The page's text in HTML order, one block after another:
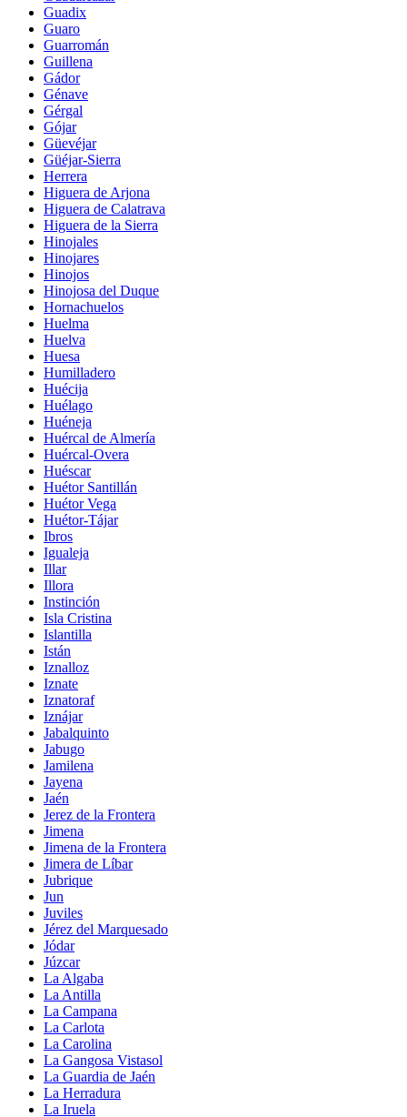
Guadix
Guaro
Guarromán
Guillena
Gádor
Génave
Gérgal
Gójar
Güevéjar
Güéjar-Sierra
Herrera
Higuera de Arjona
Higuera de Calatrava
Higuera de la Sierra
Hinojales
Hinojares
Hinojos
Hinojosa del Duque
Hornachuelos
Huelma
Huelva
Huesa
Humilladero
Huécija
Huélago
Huéneja
Huércal de Almería
Huércal-Overa
Huéscar
Huétor Santillán
Huétor Vega
Huétor-Tájar
Ibros
Igualeja
Illar
Illora
Instinción
Isla Cristina
Islantilla
Istán
Iznalloz
Iznate
Iznatoraf
Iznájar
Jabalquinto
Jabugo
Jamilena
Jayena
Jaén
Jerez de la Frontera
Jimena
Jimena de la Frontera
Jimera de Líbar
Jubrique
Jun
Juviles
Jérez del Marquesado
Jódar
Júzcar
La Algaba
La Antilla
La Campana
La Carlota
La Carolina
La Gangosa Vistasol
La Guardia de Jaén
La Herradura
La Iruela